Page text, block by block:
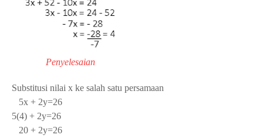
Penyelesaian
Substitusi nilai x ke salah satu persamaan
5x + 2y=26
5(4) + 2y=26
20 + 2y=26